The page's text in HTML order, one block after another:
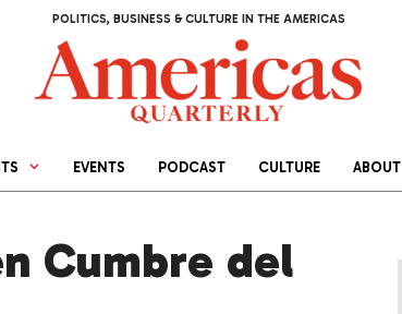
POLITICS, BUSINESS & CULTURE IN THE AMERICAS
EVENTS PODCAST CULTURE ABOUT
Cumbre del